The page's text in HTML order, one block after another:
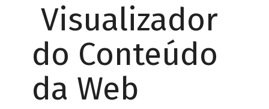
Visualizador
do Conteúdo
da Web